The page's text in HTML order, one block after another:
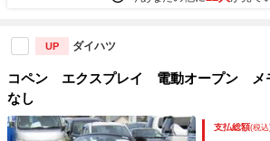
UP ダイハツ
コペン エクスプレイ 電動オープン メ
なし
支払総額(税込